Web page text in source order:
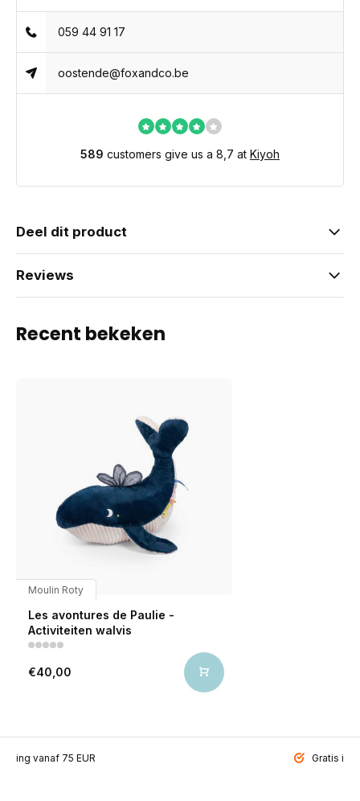
059 44 91 17
oostende@foxandco.be
589 customers give us a 8,7 at Kiyoh
Deel dit product
Reviews
Recent bekeken
Moulin Roty
Les avontures de Paulie -
Activiteiten walvis
€40,00
vanaf 75 EUR Gratis